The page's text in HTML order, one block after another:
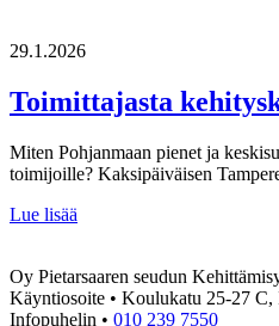
29.1.2026
Toimittajasta
Miten Pohjanmaan pienet ja
toimijoille? Kaksipäiväisen
Lue lisää
pohjalaiset
pk-
yritykset
Oy Pietarsaaren seudun
Käyntiosoite • Koulukatu 25-27 C,
Infopuhelin • 010 239 7550